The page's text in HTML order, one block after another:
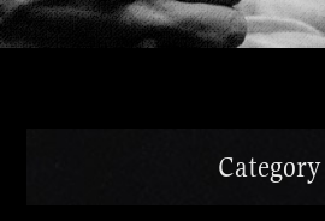
Category